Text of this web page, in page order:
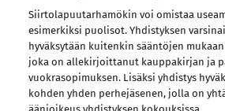
Siirtolapuutarhamökin voi omistaa
esimerkiksi puolisot. Yhdistyksen
hyväksytään kuitenkin sääntöjen
joka on allekirjoittanut kauppakirjan ja
vuokrasopimuksen. Lisäksi yhdistys
kohden yhden perhejäsenen, jolla on